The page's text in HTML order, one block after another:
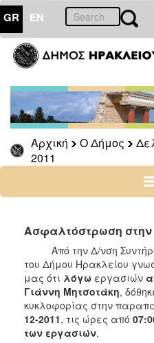
GR EN
Αρχική Ο Δήμος
2011
ΔΗΜΟΣ
Δελτία
Τύπου
Αρχείο
2026
2025
2022
2021
2020
2019
2018
2017
Ασφαλτόστρωση στην
Από την Δ/νση
του Δήμου Ηρακλείου
μας ότι λόγω εργασιών
Γιάννη Μητσοτάκη,
κυκλοφορίας στην
12-2011, τις ώρες από
των εργασιών.